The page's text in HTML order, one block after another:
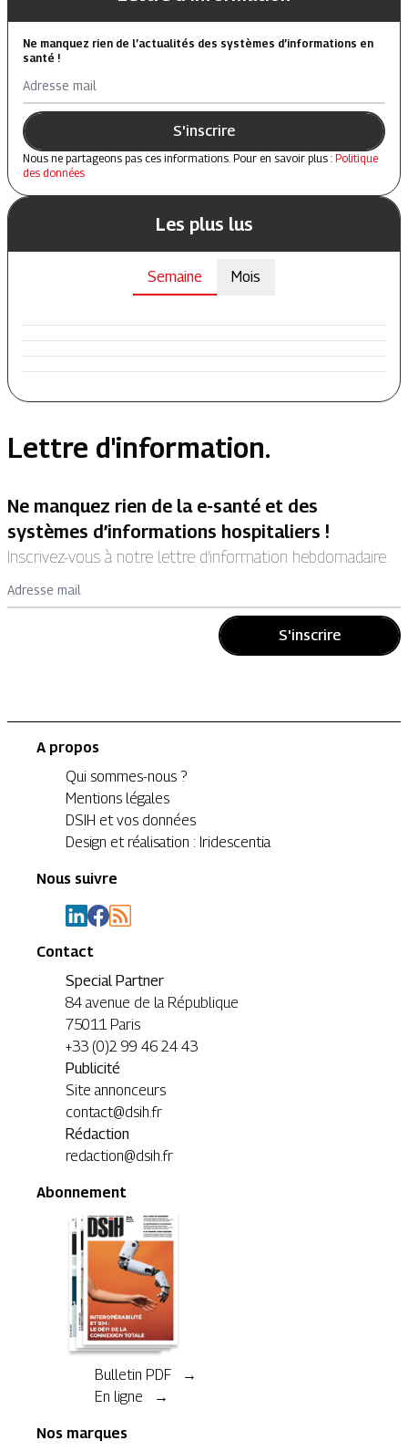
Ne manquez rien de l’actualités des systèmes d’informations en
santé !
Adresse mail
S'inscrire
Nous ne partageons pas ces informations. Pour en savoir plus : Politique
des données
Les plus lus
Semaine Mois
Lettre d'information.
Ne manquez rien de la e-santé et des
systèmes d’informations hospitaliers !
Inscrivez-vous à notre lettre d’information hebdomadaire.
Adresse mail
S'inscrire
A propos
Qui sommes-nous ?
Mentions légales
DSIH et vos données
Design et réalisation : Iridescentia
Nous suivre
Contact
Special Partner
84 avenue de la République
75011 Paris
+33 (0)2 99 46 24 43
Publicité
Site annonceurs
contact@dsih.fr
Rédaction
redaction@dsih.fr
Abonnement
Bulletin PDF →
En ligne →
Nos marques